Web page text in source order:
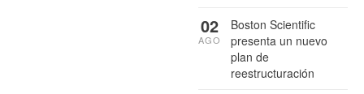
Boston Scientific
presenta un nuevo
plan de
reestructuración
02
AGO